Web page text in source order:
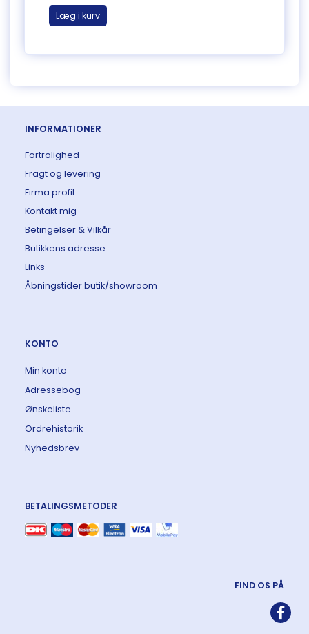
Læg i kurv
INFORMATIONER
Fortrolighed
Fragt og levering
Firma profil
Kontakt mig
Betingelser & Vilkår
Butikkens adresse
Links
Åbningstider butik/showroom
KONTO
Min konto
Adressebog
Ønskeliste
Ordrehistorik
Nyhedsbrev
BETALINGSMETODER
FIND OS PÅ